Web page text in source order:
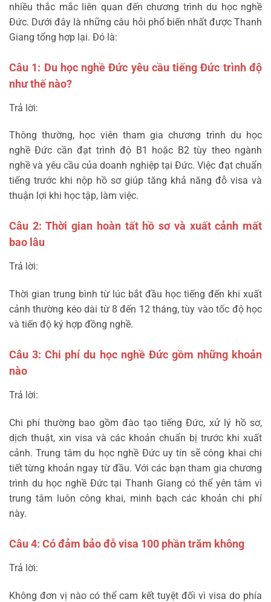
nhiều thắc mắc liên quan đến chương trình du học nghề
Đức. Dưới đây là những câu hỏi phổ biến nhất được Thanh
Giang tổng hợp lại. Đó là:
Câu 1: Du học nghề Đức yêu cầu tiếng Đức trình độ
như thế nào?
Trả lời:
Thông thường, học viên tham gia chương trình du học
nghề Đức cần đạt trình độ B1 hoặc B2 tùy theo ngành
nghề và yêu cầu của doanh nghiệp tại Đức. Việc đạt chuẩn
tiếng trước khi nộp hồ sơ giúp tăng khả năng đỗ visa và
thuận lợi khi học tập, làm việc.
Câu 2: Thời gian hoàn tất hồ sơ và xuất cảnh mất
bao lâu
Trả lời:
Thời gian trung bình từ lúc bắt đầu học tiếng đến khi xuất
cảnh thường kéo dài từ 8 đến 12 tháng, tùy vào tốc độ học
và tiến độ ký hợp đồng nghề.
Câu 3: Chi phí du học nghề Đức gồm những khoản
nào
Trả lời:
Chi phí thường bao gồm đào tạo tiếng Đức, xử lý hồ sơ,
dịch thuật, xin visa và các khoản chuẩn bị trước khi xuất
cảnh. Trung tâm du học nghề Đức uy tín sẽ công khai chi
tiết từng khoản ngay từ đầu. Với các bạn tham gia chương
trình du học nghề Đức tại Thanh Giang có thể yên tâm vì
trung tâm luôn công khai, minh bạch các khoản chi phí
này.
Câu 4: Có đảm bảo đỗ visa 100 phần trăm không
Trả lời:
Không đơn vị nào có thể cam kết tuyệt đối vì visa do phía